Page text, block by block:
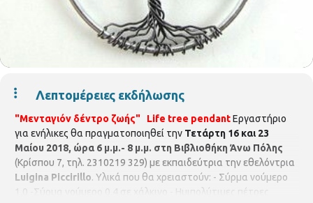
Λεπτομέρειες εκδήλωσης
"Μενταγιόν δέντρο ζωής" Life tree pendantΕργαστήριο
για ενήλικες θα πραγματοποιηθεί την Τετάρτη 16 και 23
Μαίου 2018, ώρα 6 μ.μ.- 8 μ.μ. στη Βιβλιοθήκη Άνω Πόλης
(Κρίσπου 7, τηλ. 2310219 329) με εκπαιδεύτρια την εθελόντρια
Luigina Piccirillo. Υλικά που θα χρειαστούν: - Σύρμα νούμερο
1.0 -Σύρμα νούμερο 0.4 σε χάλκινο - Ημιπολύτιμες πέτρες